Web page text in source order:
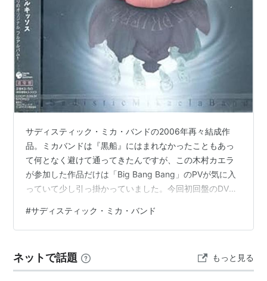
ASIN:B000I0S88I ）を発表。
ミカ・バンド期
加藤和彦、つのだ☆ひろ、
福井ミカ
サディスティック・ミカ・バンド結成
「サディスティック・ミカ・バンド」期
加藤和彦、高橋幸宏、高中正義、小原礼、福井ミカ
「黒船」期
加藤和彦、高橋幸宏、高中正義、小原礼、今井裕、福井
ミカ、（永井充夫）
「HOT！MENU」期
サディスティック・ミカ・バンドの2006年再々結成作
品。ミカバンドは『黒船』にはまれなかったこともあっ
て何となく避けて通ってきたんですが、この木村カエラ
が参加した作品だけは「Big Bang Bang」のPVが気に入
っていて少し引っ掛かっていました。今回初回盤のDVD
てもこれだけ再結成を繰り返すということは既にバンド
自体がフォーマットのようになっている証拠です。だか
期イメージはあるんでしょうが、基本的にバックの演奏
陣が揃えば音楽としてアップデートされるので、例えば
#サディスティック・ミカ・バンド
ネットで話題 もっと見る